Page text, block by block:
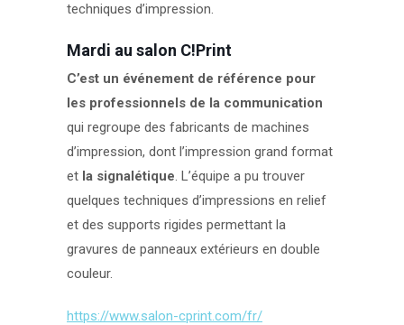
techniques d’impression.
Mardi au salon C!Print
C’est un événement de référence pour
les professionnels de la communication
qui regroupe des fabricants de machines
d’impression, dont l’impression grand format
et la signalétique. L’équipe a pu trouver
quelques techniques d’impressions en relief
et des supports rigides permettant la
gravures de panneaux extérieurs en double
couleur.
https://www.salon-cprint.com/fr/